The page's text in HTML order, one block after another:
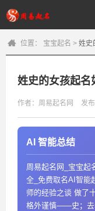
位置： 宝宝起名 > 姓史
姓史的女孩起名
作者：周易起名网 发
AI 智能总结
周易起名网_宝宝起
全_免费取名AI智能
师的经验之谈 做了
格外谨慎——史；去